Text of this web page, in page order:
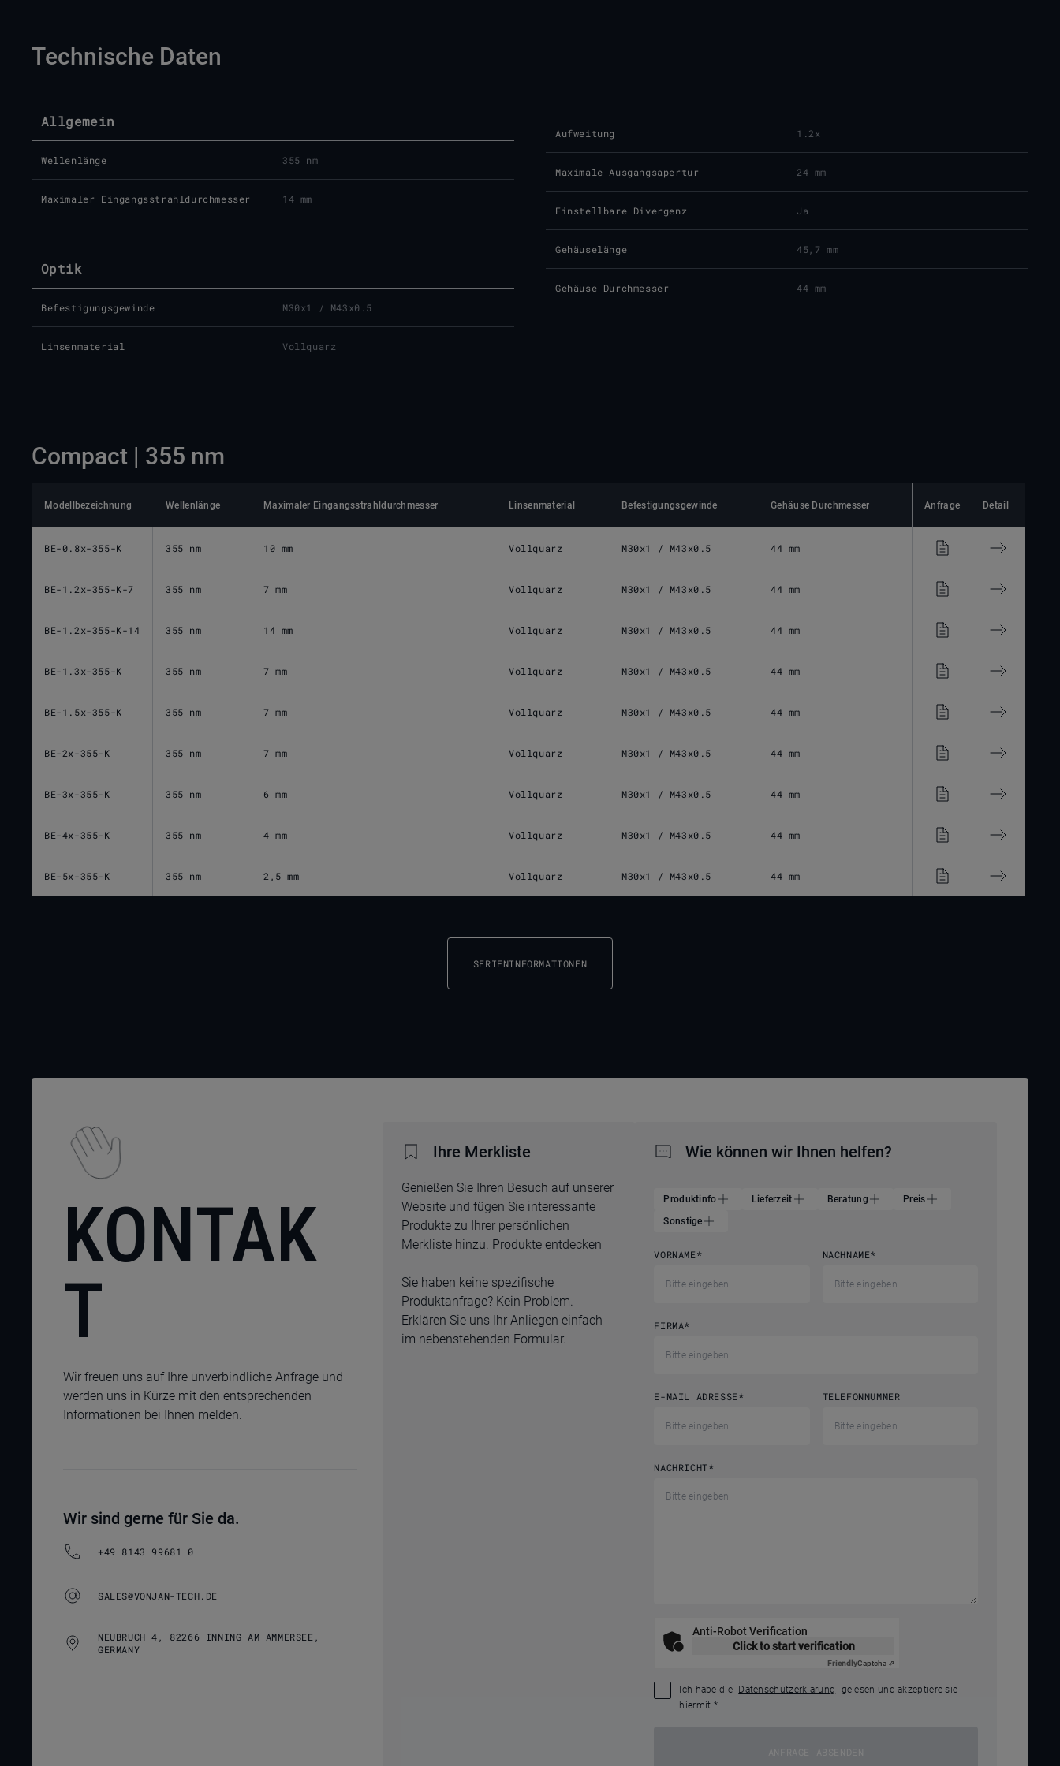
Technische Daten
Allgemein
Wellenlänge 355 nm
Maximaler Eingangsstrahldurchmesser 14 mm
Optik
Befestigungsgewinde M30x1 / M43x0.5
Linsenmaterial Vollquarz
Aufweitung 1.2x
Maximale Ausgangsapertur 24 mm
Einstellbare Divergenz Ja
Gehäuselänge 45,7 mm
Gehäuse Durchmesser 44 mm
Compact | 355 nm
Modellbezeichnung Wellenlänge Maximaler Eingangsstrahldurchmesser Linsenmaterial Befestigungsgewinde Gehäuse Durchmesser Anfrage Detail
BE-0.8x-355-K 355 nm 10 mm Vollquarz M30x1 / M43x0.5 44 mm
BE-1.2x-355-K-7 355 nm 7 mm Vollquarz M30x1 / M43x0.5 44 mm
BE-1.2x-355-K-14 355 nm 14 mm Vollquarz M30x1 / M43x0.5 44 mm
BE-1.3x-355-K 355 nm 7 mm Vollquarz M30x1 / M43x0.5 44 mm
BE-1.5x-355-K 355 nm 7 mm Vollquarz M30x1 / M43x0.5 44 mm
BE-2x-355-K 355 nm 7 mm Vollquarz M30x1 / M43x0.5 44 mm
BE-3x-355-K 355 nm 6 mm Vollquarz M30x1 / M43x0.5 44 mm
BE-4x-355-K 355 nm 4 mm Vollquarz M30x1 / M43x0.5 44 mm
BE-5x-355-K 355 nm 2,5 mm Vollquarz M30x1 / M43x0.5 44 mm
SERIENINFORMATIONEN
KONTAK
T
Wir freuen uns auf Ihre unverbindliche Anfrage und
werden uns in Kürze mit den entsprechenden
Informationen bei Ihnen melden.
Wir sind gerne für Sie da.
+49 8143 99681 0
SALES@VONJAN-TECH.DE
NEUBRUCH 4, 82266 INNING AM AMMERSEE,
GERMANY
Ihre Merkliste
Genießen Sie Ihren Besuch auf unserer
Website und fügen Sie interessante
Produkte zu Ihrer persönlichen
Merkliste hinzu. Produkte entdecken
Sie haben keine spezifische
Produktanfrage? Kein Problem.
Erklären Sie uns Ihr Anliegen einfach
im nebenstehenden Formular.
Wie können wir Ihnen helfen?
Produktinfo Lieferzeit Beratung
Preis
Sonstige
VORNAME* NACHNAME*
FIRMA*
E-MAIL ADRESSE* TELEFONNUMMER
NACHRICHT*
Anti-Robot Verification
Click to start verification
FriendlyCaptcha ⇗
Ich habe die Datenschutzerklärung
gelesen und akzeptiere sie
hiermit.*